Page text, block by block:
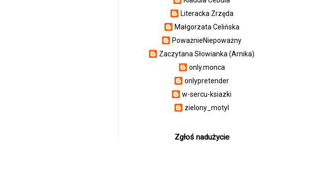
Literacka Zrzęda
Małgorzata Celińska
PoważnieNiepoważny
Zaczytana Słowianka (Arnika)
only.monca
onlypretender
w-sercu-ksiazki
zielony_motyl
Zgłoś nadużycie